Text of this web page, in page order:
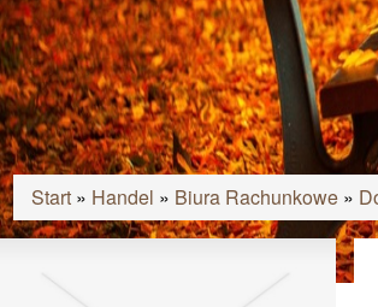
Start » Handel » Biura Rachunkowe »